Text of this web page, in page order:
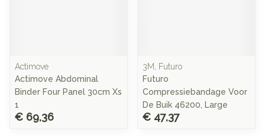
Actimove
Actimove Abdominal
Binder Four Panel 30cm Xs
1
€ 69,36
3M, Futuro
Futuro
Compressiebandage Voor
De Buik 46200, Large
€ 47,37